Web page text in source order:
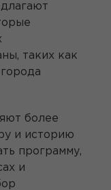
таких как
более
и историю
программу,
и